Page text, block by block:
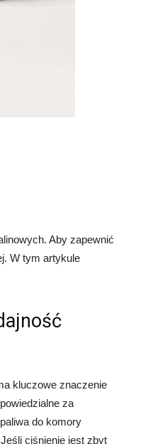
Aby zapewnić
W tym artykule
kluczowe znaczenie
za
do komory
ciśnienie jest zbyt